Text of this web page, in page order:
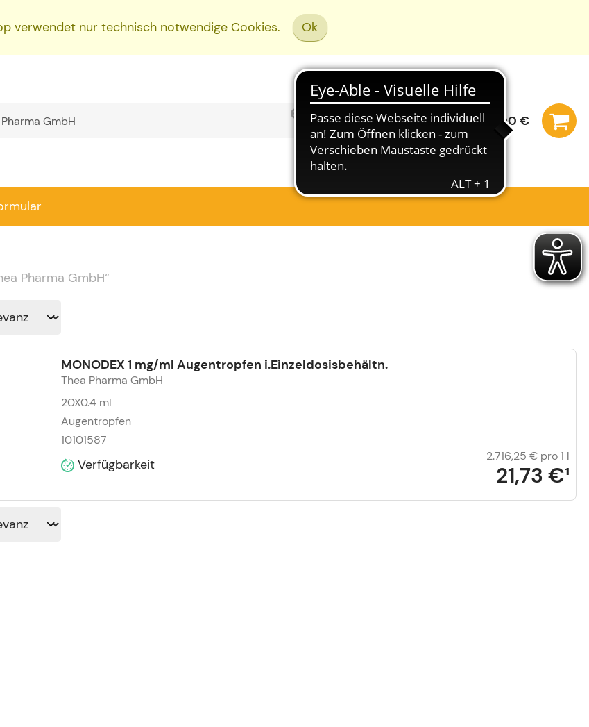
verwendet nur technisch notwendige Cookies. Ok
0,00 €
Pharma GmbH“
MONODEX 1 mg/ml Augentropfen i.Einzeldosisbehältn.
Thea Pharma GmbH
20X0.4 ml
Augentropfen
10101587
Verfügbarkeit 21,73 €¹
2.716,25 €pro 1 l